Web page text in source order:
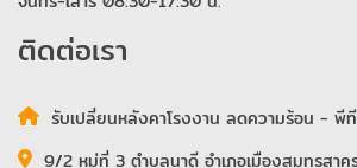
ติดต่อเรา
รับเปลี่ยนหลังคาโรงงาน ลดความร้อน - พี
9/2 หมู่ที่ 3 ตำบลนาดี อำเภอเมืองสมุทรสา